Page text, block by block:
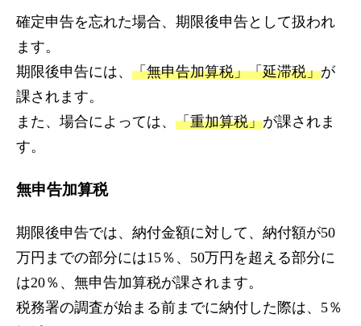
確定申告を忘れた場合、期限後申告として扱われ
ます。
期限後申告には、 「無申告加算税」「延滞税」が
課されます。
また、場合によっては、 「重加算税」が課されま
す。
無申告加算税
期限後申告では、納付金額に対して、納付額が50
万円までの部分には15％、50万円を超える部分に
は20％、無申告加算税が課されます。
税務署の調査が始まる前までに納付した際は、5％